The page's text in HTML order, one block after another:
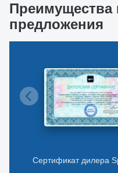
Преимущества
предложения
Сертификат дилера